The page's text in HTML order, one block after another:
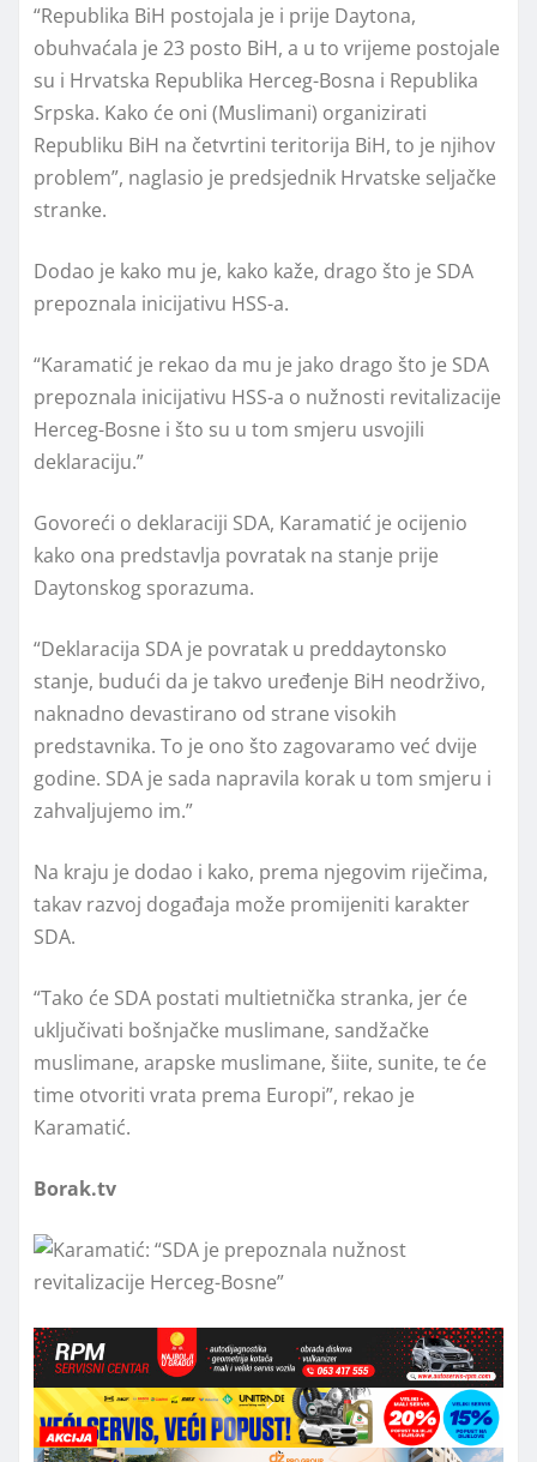
“Republika BiH postojala je i prije Daytona,
obuhvaćala je 23 posto BiH, a u to vrijeme postojale
su i Hrvatska Republika Herceg-Bosna i Republika
Srpska. Kako će oni (Muslimani) organizirati
Republiku BiH na četvrtini teritorija BiH, to je njihov
problem”, naglasio je predsjednik Hrvatske seljačke
stranke.
Dodao je kako mu je, kako kaže, drago što je SDA
prepoznala inicijativu HSS-a.
“Karamatić je rekao da mu je jako drago što je SDA
prepoznala inicijativu HSS-a o nužnosti revitalizacije
Herceg-Bosne i što su u tom smjeru usvojili
deklaraciju.”
Govoreći o deklaraciji SDA, Karamatić je ocijenio
kako ona predstavlja povratak na stanje prije
Daytonskog sporazuma.
“Deklaracija SDA je povratak u preddaytonsko
stanje, budući da je takvo uređenje BiH neodrživo,
naknadno devastirano od strane visokih
predstavnika. To je ono što zagovaramo već dvije
godine. SDA je sada napravila korak u tom smjeru i
zahvaljujemo im.”
Na kraju je dodao i kako, prema njegovim riječima,
takav razvoj događaja može promijeniti karakter
SDA.
“Tako će SDA postati multietnička stranka, jer će
uključivati bošnjačke muslimane, sandžačke
muslimane, arapske muslimane, šiite, sunite, te će
time otvoriti vrata prema Europi”, rekao je
Karamatić.
Borak.tv